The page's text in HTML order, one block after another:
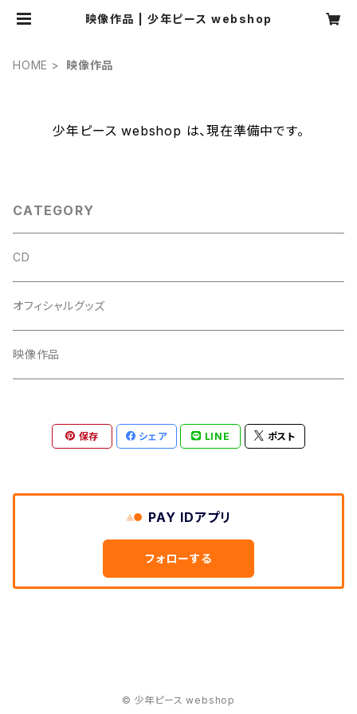
映像作品 | 少年ピース webshop
HOME 映像作品
少年ピース webshop は、現在準備中です。
CATEGORY
CD
オフィシャルグッズ
映像作品
保存 シェア LINE ポスト
PAY IDアプリ
フォローする
© 少年ピース webshop